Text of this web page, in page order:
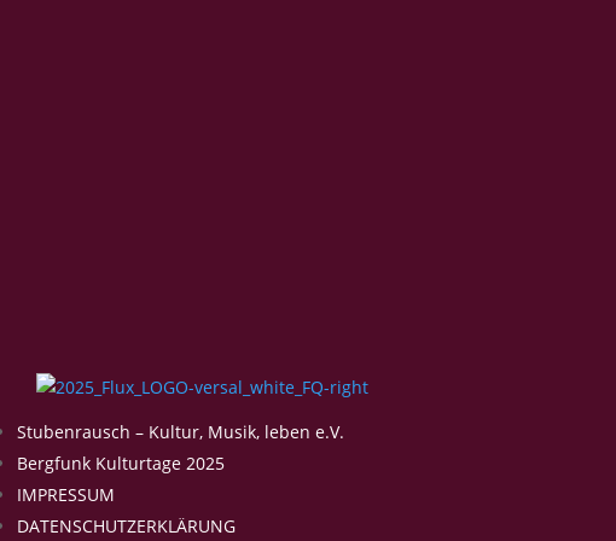
Stubenrausch – Kultur, Musik, leben e.V.
Bergfunk Kulturtage 2025
IMPRESSUM
DATENSCHUTZERKLÄRUNG